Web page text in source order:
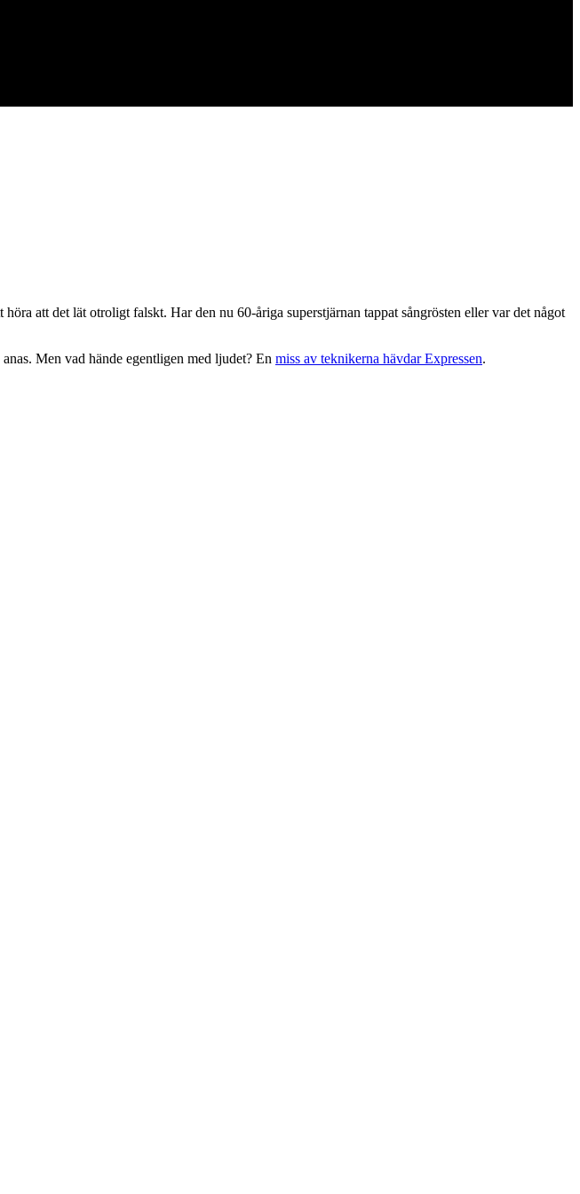
att det lät otroligt falskt. Har den nu 60-åriga superstjärnan tappat sångrösten eller var det något
Men vad hände egentligen med ljudet? En miss av teknikerna hävdar Expressen.